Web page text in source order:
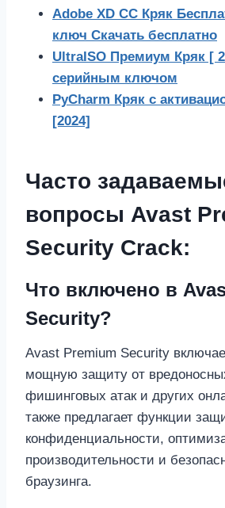
Adobe XD CC Кряк
ключ Скачать бесплатно
UltraISO Премиум Кряк [
серийным ключом
PyCharm Кряк с
[2024]
Часто
вопросы Avast
Security Crack:
Что включено в
Security?
Avast Premium Security
мощную защиту от
фишинговых атак и других
также предлагает функции
конфиденциальности,
производительности и
браузинга.